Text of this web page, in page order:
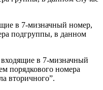
в 7-мизначный номер,
подгруппы, в данном
в 7-мизначный
порядкового номера
вторичного”.